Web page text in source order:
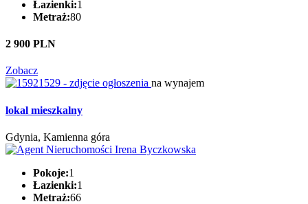
Łazienki:1
Metraż:80
2 900 PLN
Zobacz
na wynajem
lokal mieszkalny
Gdynia, Kamienna góra
Pokoje:1
Łazienki:1
Metraż:66